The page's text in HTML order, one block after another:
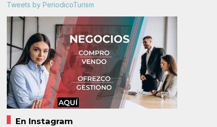
Tweets by PeriodicoTurism
En Instagram